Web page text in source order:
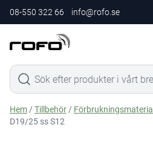
08-550 322 66 info@rofo.se
Hem /Tillbehör / Förbrukningsmaterial
D19/25 ss S12